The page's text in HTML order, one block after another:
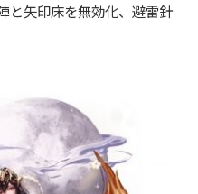
と矢印床を無効化、避雷針